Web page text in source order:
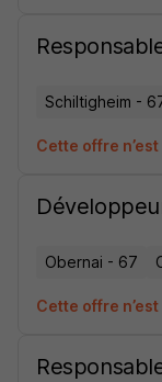
Schiltigheim -
Cette offre
Obernai - 67
Cette offre